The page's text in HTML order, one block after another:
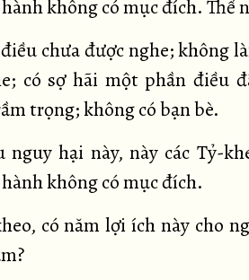
không có mục đích. Thế
chưa được nghe; không
có sợ hãi một phần điều
trọng; không có bạn bè.
nguy hại này, này các Tỷ-
không có mục đích.
có năm lợi ích này cho